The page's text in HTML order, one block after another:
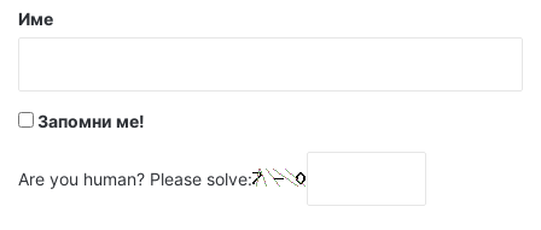
р
Име
Запомни ме!
Are you human? Please solve: